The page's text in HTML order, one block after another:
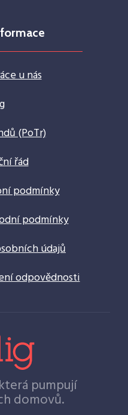
u nás
(PoTr)
řád
podmínky
podmínky
údajů
odpovědnosti
pumpují
domovů.